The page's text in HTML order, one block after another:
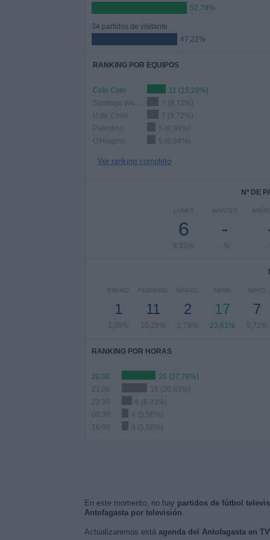
52,78%
34 partidos de visitante
47,22%
RANKING POR EQUIPOS
Colo Colo
11 (15,28%)
7 (9,72%)
U de Chile
7 (9,72%)
Palestino
5 (6,94%)
O'Higgins
5 (6,94%)
Ver ranking completo
Nº DE
LUNES
6
8,33%
MARTES
-
- % -
ENERO
1
1,39%
FEBRERO
11
15,28%
MARZO
2
2,78%
ABRIL
17
23,61%
MAYO
7
9,72%
RANKING POR HORAS
20:00
20 (27,78%)
21:00
15 (20,83%)
22:30
6 (8,33%)
00:30
4 (5,56%)
16:00
4 (5,56%)
En este momento, no hay partidos de fútbol
Antofagasta por televisión.
Actualizaremos está agenda del Antofagasta en TV